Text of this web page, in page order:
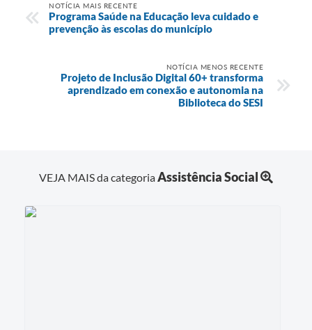
NOTÍCIA MAIS RECENTE
Programa Saúde na Educação leva cuidado e
prevenção às escolas do município
NOTÍCIA MENOS RECENTE
Projeto de Inclusão Digital 60+ transforma
aprendizado em conexão e autonomia na
Biblioteca do SESI
VEJA MAIS da categoriaAssistência Social